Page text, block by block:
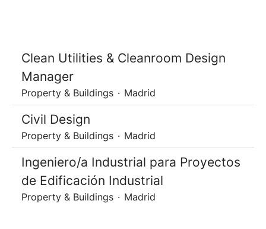
Clean Utilities & Cleanroom Design
Manager
Property & Buildings · Madrid
Civil Design
Property & Buildings · Madrid
Ingeniero/a Industrial para Proyectos
de Edificación Industrial
Property & Buildings · Madrid